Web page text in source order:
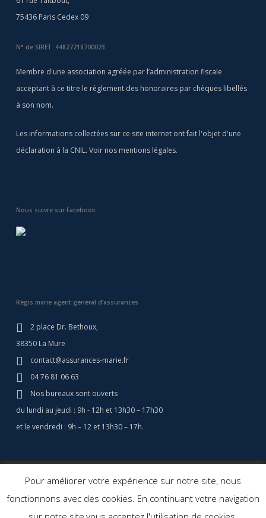
75436 Paris Cedex 09
N° de SIRET: 44827218700023
Membre d'une association agréée par l’administration fiscale
acceptant à ce titre le règlement des honoraires par chèques libellés
à son nom.
Les informations collectées sur ce site internet ont fait l'objet d'une
déclaration à la CNIL. Voir nos mentions légales.
Nous suivre sur Facebook
Régis marie agent général d’assurances
2 place Dr. Bethoux,
38350 La Mure
contact@assurances-marie.fr
04 76 81 06 63
Nos bureaux sont ouverts
du lundi au jeudi : 9h - 12h et 13h30 – 17h30
et le vendredi : 9h – 12 et 13h30 – 17h.
© 2026 Assurances Marie - Assurance Camping Car - Régis Marie
Cerf à Lunettes
Pour améliorer votre expérience sur notre site, nous
fonctionnons avec des cookies. En continuant votre navigation